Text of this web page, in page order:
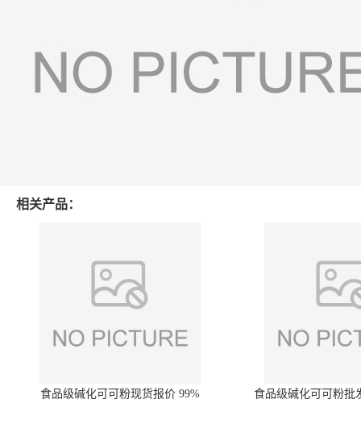
相关产品：
食品级碱化可可粉现货报价 99% 食品级碱化可可粉批